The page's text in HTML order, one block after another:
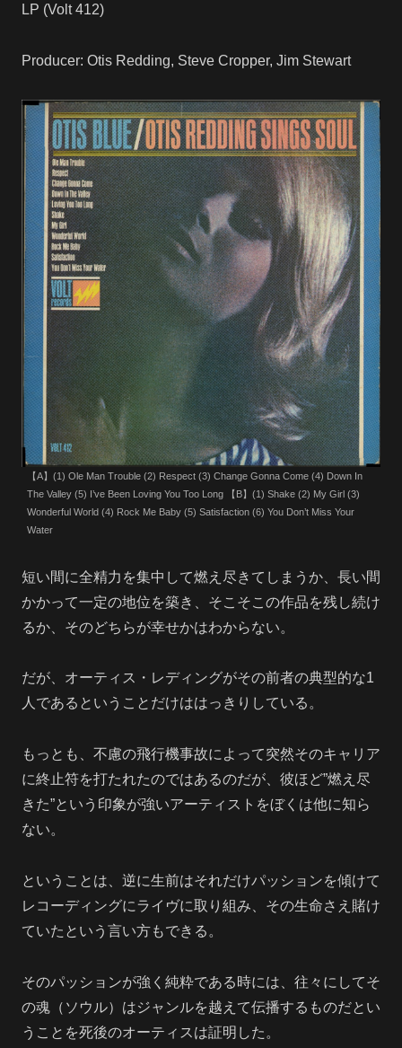
LP (Volt 412)
Producer: Otis Redding, Steve Cropper, Jim Stewart
【A】(1) Ole Man Trouble (2) Respect (3) Change Gonna Come (4) Down In
The Valley (5) I’ve Been Loving You Too Long 【B】(1) Shake (2) My Girl (3)
Wonderful World (4) Rock Me Baby (5) Satisfaction (6) You Don’t Miss Your
Water
短い間に全精力を集中して燃え尽きてしまうか、長い間
かかって一定の地位を築き、そこそこの作品を残し続け
るか、そのどちらが幸せかはわからない。
だが、オーティス・レディングがその前者の典型的な1
人であるということだけははっきりしている。
もっとも、不慮の飛行機事故によって突然そのキャリア
に終止符を打たれたのではあるのだが、彼ほど”燃え尽
きた”という印象が強いアーティストをぼくは他に知ら
ない。
ということは、逆に生前はそれだけパッションを傾けて
レコーディングにライヴに取り組み、その生命さえ賭け
ていたという言い方もできる。
そのパッションが強く純粋である時には、往々にしてそ
の魂（ソウル）はジャンルを越えて伝播するものだとい
うことを死後のオーティスは証明した。